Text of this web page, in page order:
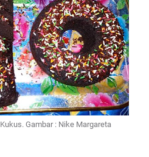
Gambar : Nike Margareta